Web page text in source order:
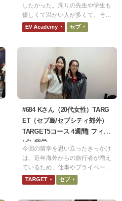
したかった。周りの先生や学生も
優しくて温かい人が多くて、その
人たちとの出会いも嬉しかった。
最初は「恥ずかしがらないで、ミ
たが、他の生徒の英語を聞いてい
ると文法が正しくなくても堂々と
発言していることに気づいた。
EV Academy セブ
#684 Kさん（20代女性）TARG
ET（セブ島/セブシティ郊外）
TARGET5コース 4週間| フィリ
ピン留学
今回の留学を思い立ったきっかけ
は、近年海外からの旅行者が増え
ているため、仕事やプライベート
に何かしら役立てられると思った
からです。食事は日本食でとても
TARGET セブ